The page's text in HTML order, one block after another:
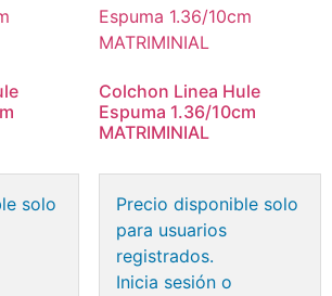
solo
Colchon Linea Hule
Espuma 1.36/10cm
MATRIMINIAL
Precio disponible solo
para usuarios
registrados.
Inicia sesión o